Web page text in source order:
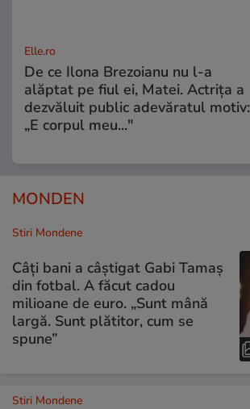
Elle.ro
De ce Ilona Brezoianu nu l-a
alăptat pe fiul ei, Matei. Actrița a
dezvăluit public adevăratul motiv:
„E corpul meu..."
MONDEN
Stiri Mondene
Câți bani a câștigat Gabi Tamaș
din fotbal. A făcut cadou
milioane de euro. „Sunt mână
largă. Sunt plătitor, cum se
spune”
Stiri Mondene